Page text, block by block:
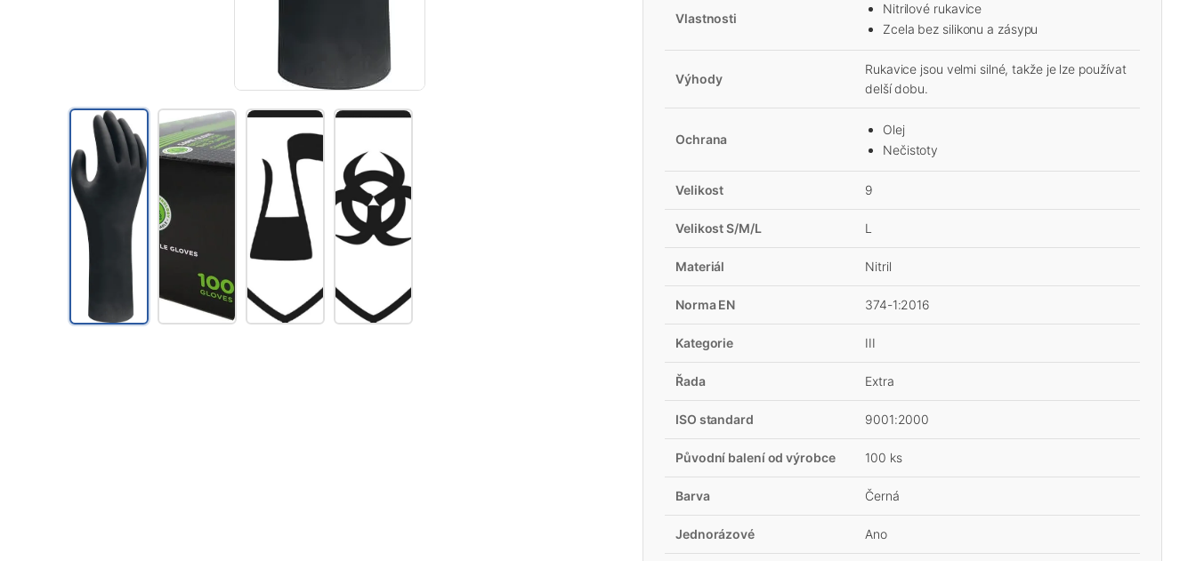
Vlastnosti
Nitrilové rukavice
Zcela bez silikonu a zásypu
Výhody
Rukavice jsou velmi silné, takže je lze používat
delší dobu.
Ochrana
Olej
Nečistoty
Velikost 9
Velikost S/M/L L
Materiál Nitril
Norma EN 374-1:2016
Kategorie III
Řada Extra
ISO standard 9001:2000
Původní balení od výrobce 100 ks
Barva Černá
Jednorázové Ano